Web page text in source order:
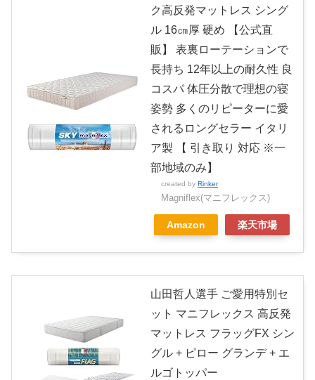
ク高反発マットレス シング
ル 16㎝厚 硬め 【公式直
販】 表裏ローテーションで
長持ち 12年以上の耐久性 良
コスパ 体圧分散で理想の寝
姿勢 多くのリピーターに愛
されるロングセラー イタリ
ア製 【 引き取り 対応 ※一
部地域のみ】
created by Rinker
Magniflex(マニフレックス)
Amazon 楽天市場
山田哲人選手 ご愛用特別セ
ット マニフレックス 高反発
マットレス フラッグFX シン
グル + ピロー グランデ + エ
ルゴトッパー